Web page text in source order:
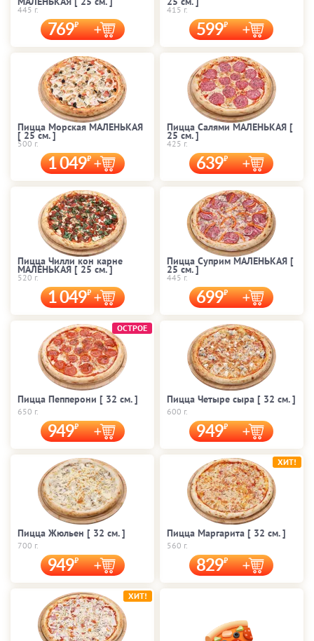
445 г.
769
415 г.
599
Пицца Морская МАЛЕНЬКАЯ
[ 25 cм. ]
500 г.
1 049
Пицца Салями МАЛЕНЬКАЯ [
25 cм. ]
425 г.
639
Пицца Чилли кон карне
МАЛЕНЬКАЯ [ 25 cм. ]
520 г.
1 049
Пицца Суприм МАЛЕНЬКАЯ [
25 cм. ]
445 г.
699
Пицца Пепперони [ 32 cм. ]
650 г.
949
ОСТРОЕ
Пицца Четыре сыра [ 32 cм. ]
600 г.
949
Пицца Жюльен [ 32 cм. ]
700 г.
949
Пицца Маргарита [ 32 cм. ]
560 г.
829
ХИТ!
ХИТ!